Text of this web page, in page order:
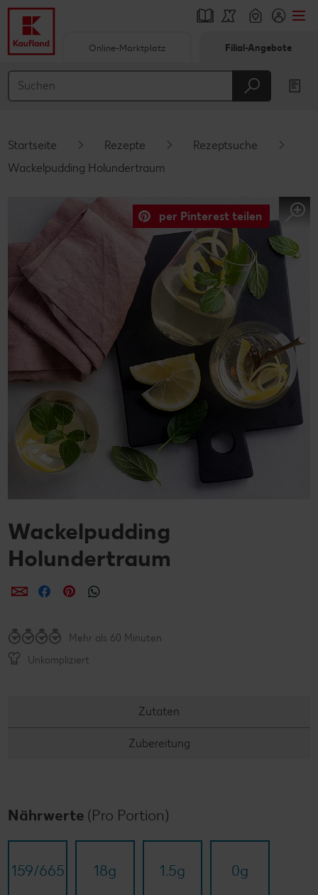
Hauptinhalt
Schwebender Seitenbereich
Online-Marktplatz Filial-Angebote
Startseite Rezepte
Rezeptsuche
Wackelpudding Holundertraum
per Pinterest teilen
Wackelpudding
Holundertraum
per E-Mail teilen
per Facebook teilen
per Pinterest teilen
Mehr als 60 Minuten
Unkompliziert
Zutaten
Zubereitung
Nährwerte (Pro Portion)
159/​665 18g 1.5g 0g